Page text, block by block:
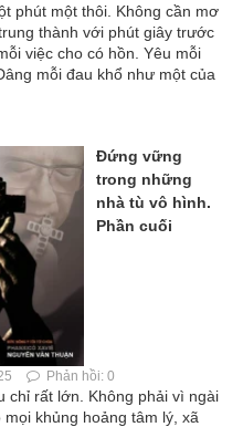
phút một thôi. Không cần mơ
thành với phút giây trước
việc cho có hồn. Yêu mỗi
mỗi đau khổ như một của
Đứng vững
trong những
nhà tù vô hình.
Phần cuối
Phản hồi: 0
chỉ rất lớn. Không phải vì ngài
khủng hoảng tâm lý, xã